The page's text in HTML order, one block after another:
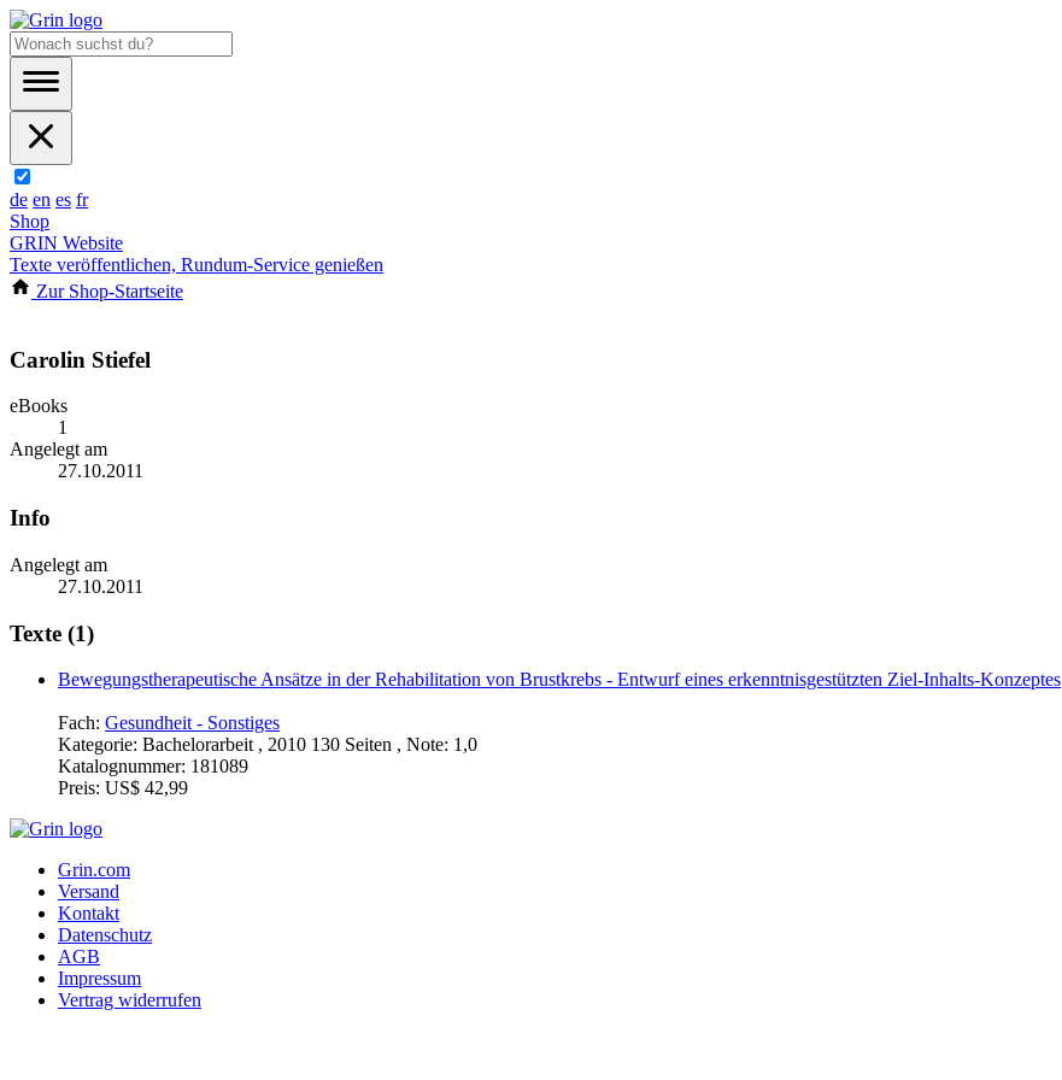
de en es fr
Shop
GRIN Website
Texte veröffentlichen, Rundum-Service genießen
Zur Shop-Startseite
Carolin Stiefel
eBooks
1
Angelegt am
27.10.2011
Info
Angelegt am
27.10.2011
Texte (1)
Bewegungstherapeutische Ansätze in der Rehabilitation von Brustkrebs - Entwurf eines erkenntnisgestützten Ziel-Inhalts-Konzeptes
Fach: Gesundheit - Sonstiges
Kategorie: Bachelorarbeit , 2010 130 Seiten , Note: 1,0
Katalognummer: 181089
Preis: US$ 42,99
Grin.com
Versand
Kontakt
Datenschutz
AGB
Impressum
Vertrag widerrufen